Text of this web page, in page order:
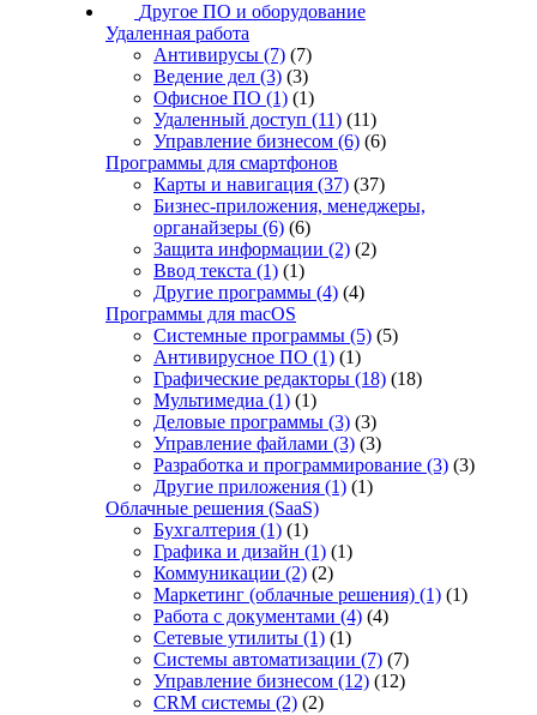
Другое ПО и оборудование
Удаленная работа
Антивирусы (7) (7)
Ведение дел (3) (3)
Офисное ПО (1) (1)
Удаленный доступ (11) (11)
Управление бизнесом (6) (6)
Программы для смартфонов
Карты и навигация (37) (37)
Бизнес-приложения, менеджеры,
органайзеры (6) (6)
Защита информации (2) (2)
Ввод текста (1) (1)
Другие программы (4) (4)
Программы для macOS
Системные программы (5) (5)
Антивирусное ПО (1) (1)
Графические редакторы (18) (18)
Мультимедиа (1) (1)
Деловые программы (3) (3)
Управление файлами (3) (3)
Разработка и программирование (3) (3)
Другие приложения (1) (1)
Облачные решения (SaaS)
Бухгалтерия (1) (1)
Графика и дизайн (1) (1)
Коммуникации (2) (2)
Маркетинг (облачные решения) (1) (1)
Работа с документами (4) (4)
Сетевые утилиты (1) (1)
Системы автоматизации (7) (7)
Управление бизнесом (12) (12)
CRM системы (2) (2)